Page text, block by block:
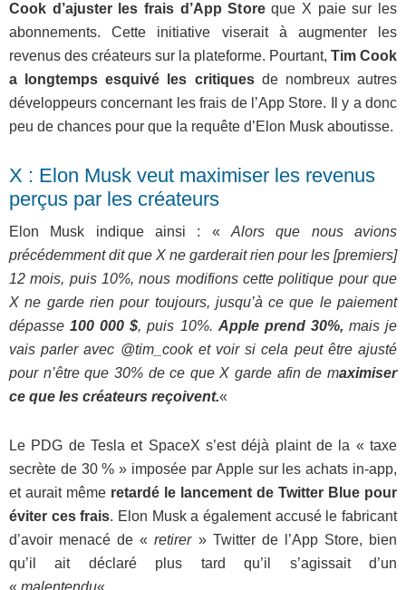
Cook d’ajuster les frais d’App Storeque X paie sur les
abonnements. Cette initiative viserait à augmenter les
revenus des créateurs sur la plateforme. Pourtant, Tim Cook
a longtemps esquivé les critiquesde nombreux autres
développeurs concernant les frais de l’App Store. Il y a donc
peu de chances pour que la requête d’Elon Musk aboutisse.
X : Elon Musk veut maximiser les revenus
perçus par les créateurs
Elon Musk indique ainsi : « Alors que nous avions
précédemment dit que X ne garderait rien pour les [premiers]
12 mois, puis 10%, nous modifions cette politique pour que
X ne garde rien pour toujours, jusqu’à ce que le paiement
dépasse100 000 $, puis 10%. Apple prend 30%, mais je
vais parler avec @tim_cook et voir si cela peut être ajusté
pour n’être que 30% de ce que X garde afin de maximiser
ce que les créateurs reçoivent.«
Le PDG de Tesla et SpaceX s’est déjà plaint de la « taxe
secrète de 30 % » imposée par Apple sur les achats in-app,
et aurait même retardé le lancement de Twitter Blue pour
éviter ces frais. Elon Musk a également accusé le fabricant
d’avoir menacé de «retirer» Twitter de l’App Store, bien
qu’il ait déclaré plus tard qu’il s’agissait d’un